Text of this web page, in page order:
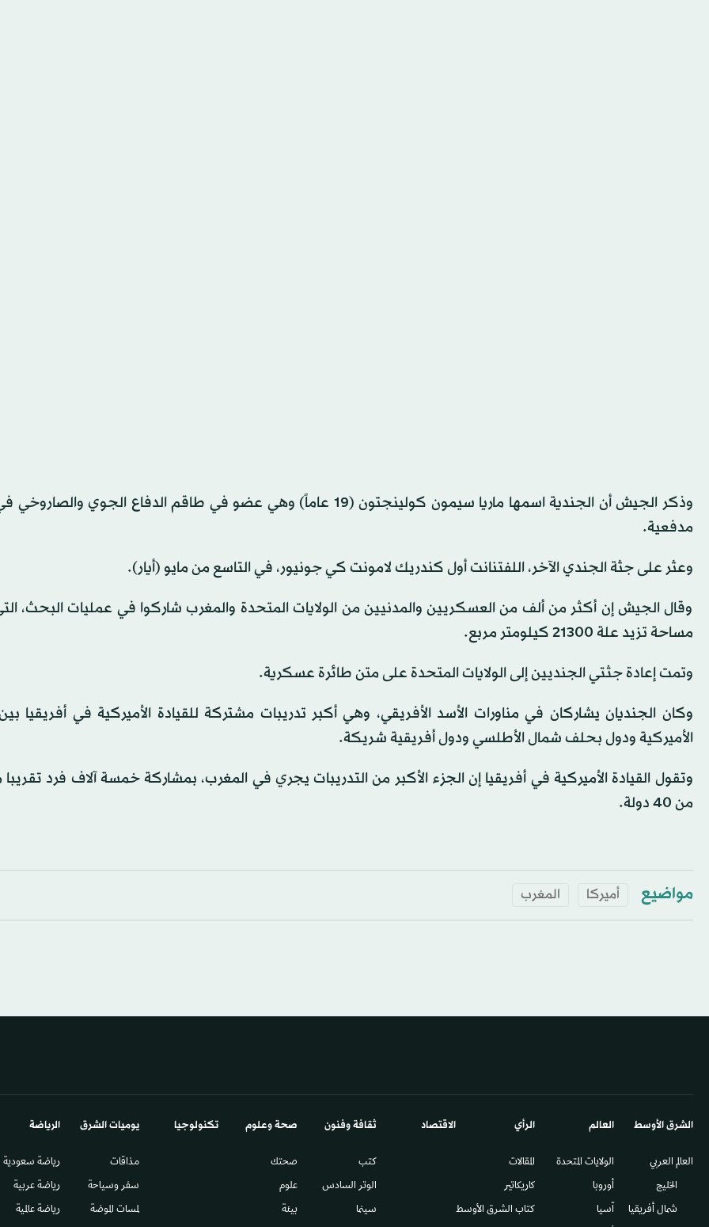
وذكر الجيش أن الجندية اسمها ماريا سيمون كولينجتون (19 عاماً) وهي عضو في طاقم الدفاع الجوي
مدفعية.
وعثر ‌على جثة ‌الجندي الآخر، اللفتنانت أول ​كندريك لامونت كي جونيور، ‌في التاسع من مايو (أيار).
وقال ‌الجيش إن أكثر من ألف من العسكريين والمدنيين من الولايات المتحدة والمغرب شاركوا في عمليات البحث،
‌مساحة تزيد علة 21300 كيلومتر مربع.
وتمت إعادة جثتي الجنديين إلى الولايات ⁠المتحدة ⁠على متن طائرة عسكرية.
وكان الجنديان يشاركان في مناورات الأسد الأفريقي، وهي أكبر تدريبات مشتركة للقيادة الأميركية في أفريقيا
الأميركية ودول بحلف شمال الأطلسي ودول أفريقية شريكة.
وتقول القيادة الأميركية في أفريقيا إن الجزء الأكبر من التدريبات يجري في المغرب، بمشاركة ​خمسة آلاف فرد
من 40 دولة.
مواضيع أميركا المغرب
الشرق الأوسط​
العالم العربي
الخليج
شمال أفريقيا
العالم
الولايات المتحدة
أوروبا
آسيا
الرأي
المقالات
كاريكاتير
كتاب الشرق الأوسط
الاقتصاد ثقافة وفنون
كتب
الوتر السادس​
سينما
صحة وعلوم
صحتك
علوم
بيئة
تكنولوجيا يوميات الشرق​
مذاقات
سفر وسياحة
لمسات الموضة
الرياضة
رياضة سعودية
رياضة عربية
رياضة عالمية